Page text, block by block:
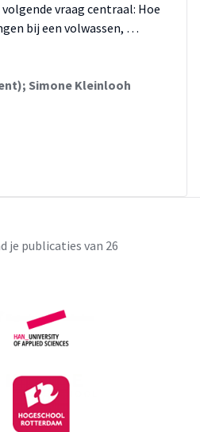
vraag centraal: Hoe
bij een volwassen, …
Simone Kleinlooh
je publicaties van 26